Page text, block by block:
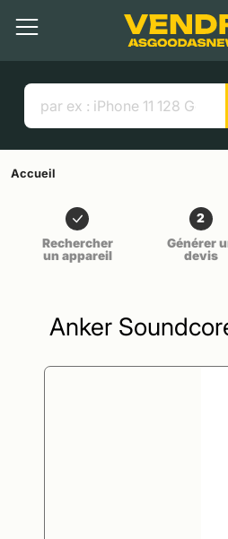
Contenu principal
Menu
Liens utiles
Accueil
Rechercher
un appareil
2
Générer
devis
Anker